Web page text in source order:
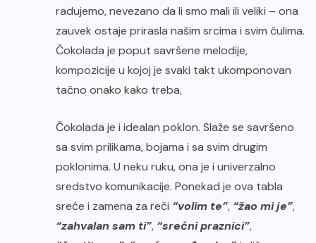
radujemo, nevezano da li smo mali ili veliki – ona
zauvek ostaje prirasla našim srcima i svim čulima.
Čokolada je poput savršene melodije,
kompozicije u kojoj je svaki takt ukomponovan
tačno onako kako treba,
Čokolada je i idealan poklon. Slaže se savršeno
sa svim prilikama, bojama i sa svim drugim
poklonima. U neku ruku, ona je i univerzalno
sredstvo komunikacije. Ponekad je ova tabla
sreće i zamena za reči “volim te”, “žao mi je”,
“zahvalan sam ti”, “srećni praznici”,